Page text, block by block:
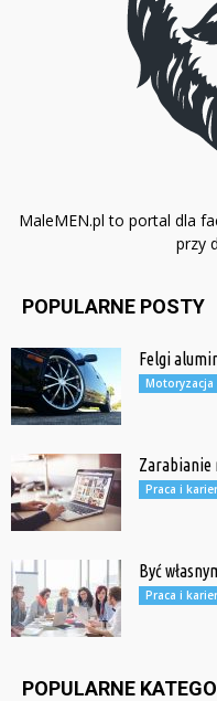
MaleMEN.pl to portal dla
przy
POPULARNE POSTY
Felgi
Motoryzacja
Zarabianie
Praca i
Być
Praca i
POPULARNE